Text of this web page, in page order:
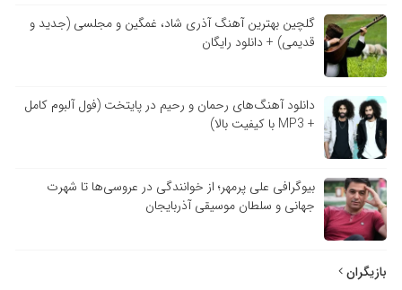
گلچین بهترین آهنگ آذری شاد، غمگین و مجلسی (جدید و
قدیمی) + دانلود رایگان
دانلود آهنگ‌های رحمان و رحیم در پایتخت (فول آلبوم کامل
+ MP3 با کیفیت بالا)
بیوگرافی علی پرمهر؛ از خوانندگی در عروسی‌ها تا شهرت
جهانی و سلطان موسیقی آذربایجان
بازیگران